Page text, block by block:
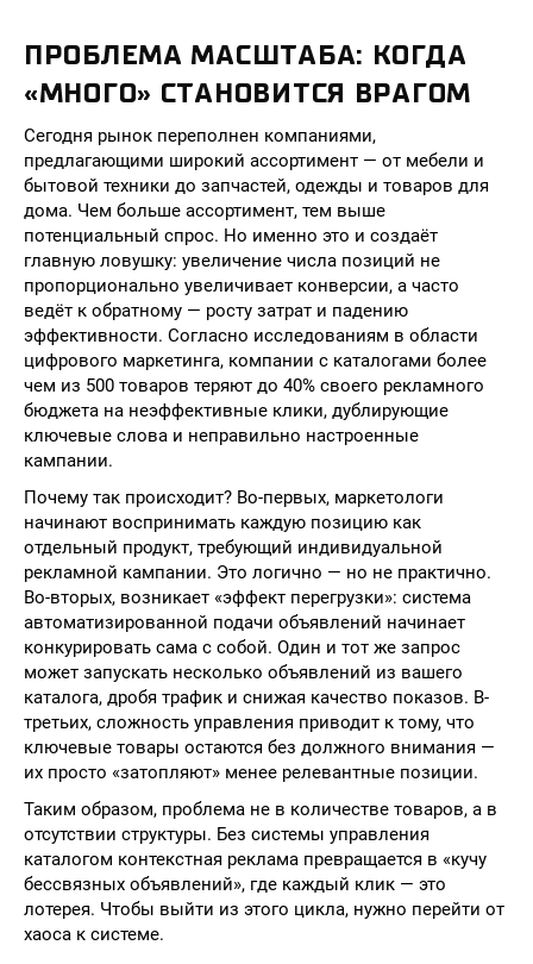
ПРОБЛЕМА МАСШТАБА: КОГДА
«МНОГО» СТАНОВИТСЯ ВРАГОМ
Сегодня рынок переполнен компаниями,
предлагающими широкий ассортимент — от мебели и
бытовой техники до запчастей, одежды и товаров для
дома. Чем больше ассортимент, тем выше
потенциальный спрос. Но именно это и создаёт
главную ловушку: увеличение числа позиций не
пропорционально увеличивает конверсии, а часто
ведёт к обратному — росту затрат и падению
эффективности. Согласно исследованиям в области
цифрового маркетинга, компании с каталогами более
чем из 500 товаров теряют до 40% своего рекламного
бюджета на неэффективные клики, дублирующие
ключевые слова и неправильно настроенные
кампании.
Почему так происходит? Во-первых, маркетологи
начинают воспринимать каждую позицию как
отдельный продукт, требующий индивидуальной
рекламной кампании. Это логично — но не практично.
Во-вторых, возникает «эффект перегрузки»: система
автоматизированной подачи объявлений начинает
конкурировать сама с собой. Один и тот же запрос
может запускать несколько объявлений из вашего
каталога, дробя трафик и снижая качество показов. В-
третьих, сложность управления приводит к тому, что
ключевые товары остаются без должного внимания —
их просто «затопляют» менее релевантные позиции.
Таким образом, проблема не в количестве товаров, а в
отсутствии структуры. Без системы управления
каталогом контекстная реклама превращается в «кучу
бессвязных объявлений», где каждый клик — это
лотерея. Чтобы выйти из этого цикла, нужно перейти от
хаоса к системе.